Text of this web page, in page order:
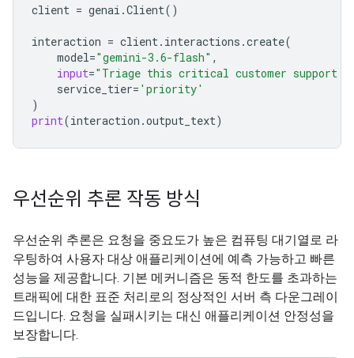
client = genai .Client()
interaction = client. interactions .create(
model="gemini-3.6-flash" ,
input="Triage this critical customer support
service_tier= 'priority'
)
print(interaction .output_text)
우선순위 추론 작동 방식
우선순위 추론은 요청을 중요도가 높은 컴퓨팅 대기열로 라
우팅하여 사용자 대상 애플리케이션에 예측 가능하고 빠른
성능을 제공합니다. 기본 메커니즘은 동적 한도를 초과하는
트래픽에 대한 표준 처리로의 정상적인 서버 측 다운그레이
드입니다. 요청을 실패시키는 대신 애플리케이션 안정성을
보장합니다.